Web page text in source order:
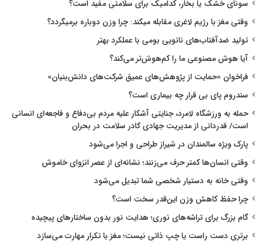
سونای خشک یا بخار، کدامیک برای سلامتی مفید است؟
وقتی مغز با رژیم لاغری مقابله میکند: چرا وزن دوباره برمیگردد؟
تولید ضدآفتاب‌های نانویی بومی با عملکرد بهتر
آیا هوش مصنوعی ما را کم‌هوش‌تر می‌کند؟
فراخوان «حمایت از پژوهش‌های عمیق شرکت‌های دانش‌بنیان»
سندروم پای بی قرار چه بیماری است؟
حمله به ورزشگاه لامرد، جنایتی آشکار علیه مردم بی‌دفاع و فاجعه‌ای انسانی
است/ قدردانی از مدیریت جهادی کادر سلامت در بحران
پارک ویژه سالمندان در شیراز طراحی و اجرا می‌شود
وقتی انسان‌ها کمتر حرف می‌زنند؛ نشانه‌ای از عصر انزوای خاموش
وقتی خانه به دستیار شخصی شما تبدیل می‌شود
چرا حفظ کاهش وزن این‌قدر سخت است؟
گام بزرگ برای تراشه‌های نوری؛ هدایت نور بدون ساختارهای پیچیده
برتری دست راست یا چپ ذاتی نیست؛ مغز با تکرار مهارت می‌سازد